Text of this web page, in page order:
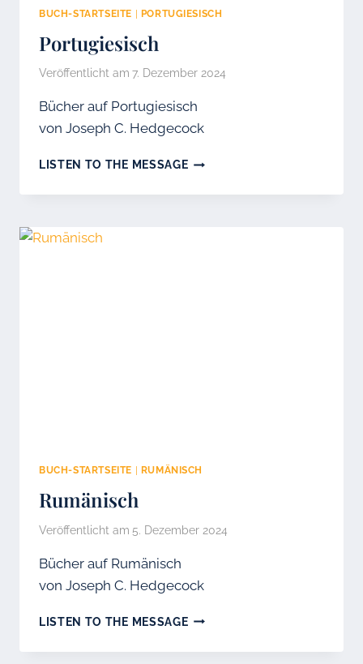
BUCH-STARTSEITE PORTUGIESISCH
Portugiesisch
Veröffentlicht am 7. Dezember 2024
Bücher auf Portugiesisch
von Joseph C. Hedgecock
LISTEN TO THE MESSAGEPORTUGIESISCH
BUCH-STARTSEITE RUMÄNISCH
Rumänisch
Veröffentlicht am 5. Dezember 2024
Bücher auf Rumänisch
von Joseph C. Hedgecock
LISTEN TO THE MESSAGERUMÄNISCH